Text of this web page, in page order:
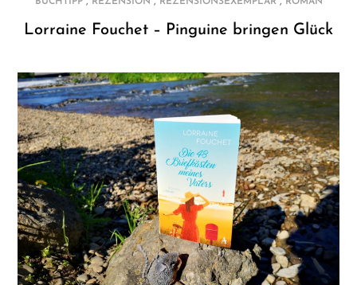
Lorraine Fouchet – Pinguine bringen Glück